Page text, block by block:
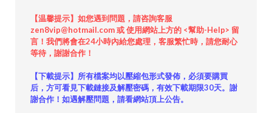
【温馨提示】如您遇到問題，請咨詢客服
zen8vip@hotmail.com 或 使用網站上方的 <幫助-Help> 留
言！我們將會在24小時內給您處理，客服繁忙時，請您耐心
等待，謝謝合作！
【下載提示】所有檔案均以壓縮包形式發佈，必須要購買
后，方可看見下載鏈接及解壓密碼，有效下載期限30天。謝
謝合作！如遇解壓問題，請看網站頂上公告。